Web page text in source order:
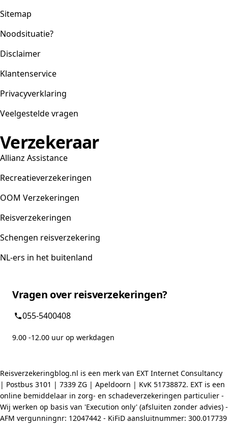
Sitemap
Noodsituatie?
Disclaimer
Klantenservice
Privacyverklaring
Veelgestelde vragen
Verzekeraar
Allianz Assistance
Recreatieverzekeringen
OOM Verzekeringen
Reisverzekeringen
Schengen reisverzekering
NL-ers in het buitenland
Vragen over reisverzekeringen?
055-5400408
9.00 -12.00 uur op werkdagen
Reisverzekeringblog.nl is een merk van EXT Internet Consultancy
| Postbus 3101 | 7339 ZG | Apeldoorn | KvK 51738872. EXT is een
online bemiddelaar in zorg- en schadeverzekeringen particulier -
Wij werken op basis van 'Execution only' (afsluiten zonder advies) -
AFM vergunningnr: 12047442 - KiFiD aansluitnummer: 300.017739